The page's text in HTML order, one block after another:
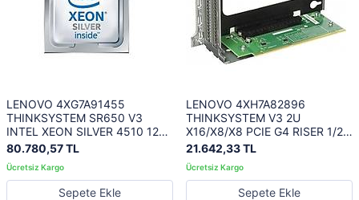
LENOVO 4XG7A91455
THINKSYSTEM SR650 V3
INTEL XEON SILVER 4510 12C
150W 2.4GHz PROCESSOR
OPTION KIT WITHOUT FAN
80.780,57 TL
Sepete Ekle
LENOVO 4XH7A82896
THINKSYSTEM V3 2U
X16/X8/X8 PCIE G4 RISER 1/2
OPTION KIT
21.642,33 TL
Sepete Ekle